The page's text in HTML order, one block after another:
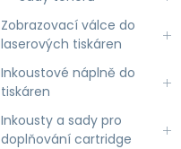
Zobrazovací válce do
laserových tiskáren
Inkoustové náplně do
tiskáren
Inkousty a sady pro
doplňování cartridge